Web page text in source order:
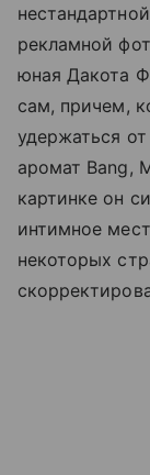
рекламной
юная Дакота
сам, причем,
удержаться
аромат Bang,
картинке он
интимное
некоторых